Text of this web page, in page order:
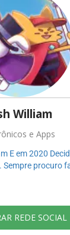
William
e Apps
E em 2020
procuro
REDE SOCIAL